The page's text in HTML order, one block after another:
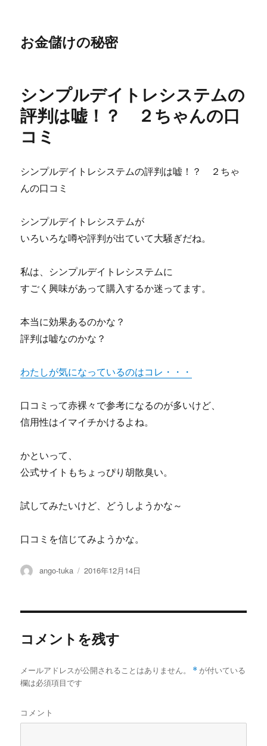
お金儲けの秘密
シンプルデイトレシステムの
評判は嘘！？ ２ちゃんの口
コミ
シンプルデイトレシステムの評判は嘘！？ ２ちゃ
んの口コミ
シンプルデイトレシステムが
いろいろな噂や評判が出ていて大騒ぎだね。
私は、シンプルデイトレシステムに
すごく興味があって購入するか迷ってます。
本当に効果あるのかな？
評判は嘘なのかな？
わたしが気になっているのはコレ・・・
口コミって赤裸々で参考になるのが多いけど、
信用性はイマイチかけるよね。
かといって、
公式サイトもちょっぴり胡散臭い。
試してみたいけど、どうしようかな～
口コミを信じてみようかな。
投
ango-tuka
投
2016年12月14日
コメントを残す
メールアドレスが公開されることはありません。 * が付いている
欄は必須項目です
コメント